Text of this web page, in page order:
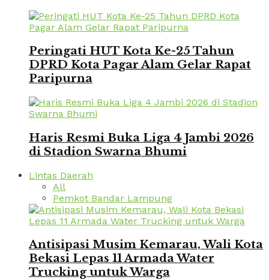
Peringati HUT Kota Ke-25 Tahun
DPRD Kota Pagar Alam Gelar Rapat
Paripurna
Haris Resmi Buka Liga 4 Jambi 2026
di Stadion Swarna Bhumi
Lintas Daerah
All
Pemkot Bandar Lampung
Antisipasi Musim Kemarau, Wali Kota
Bekasi Lepas 11 Armada Water
Trucking untuk Warga